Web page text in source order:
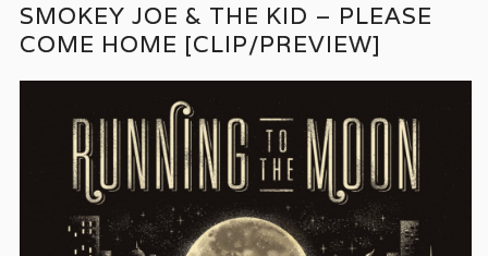
SMOKEY JOE & THE KID – PLEASE
COME HOME [CLIP/PREVIEW]